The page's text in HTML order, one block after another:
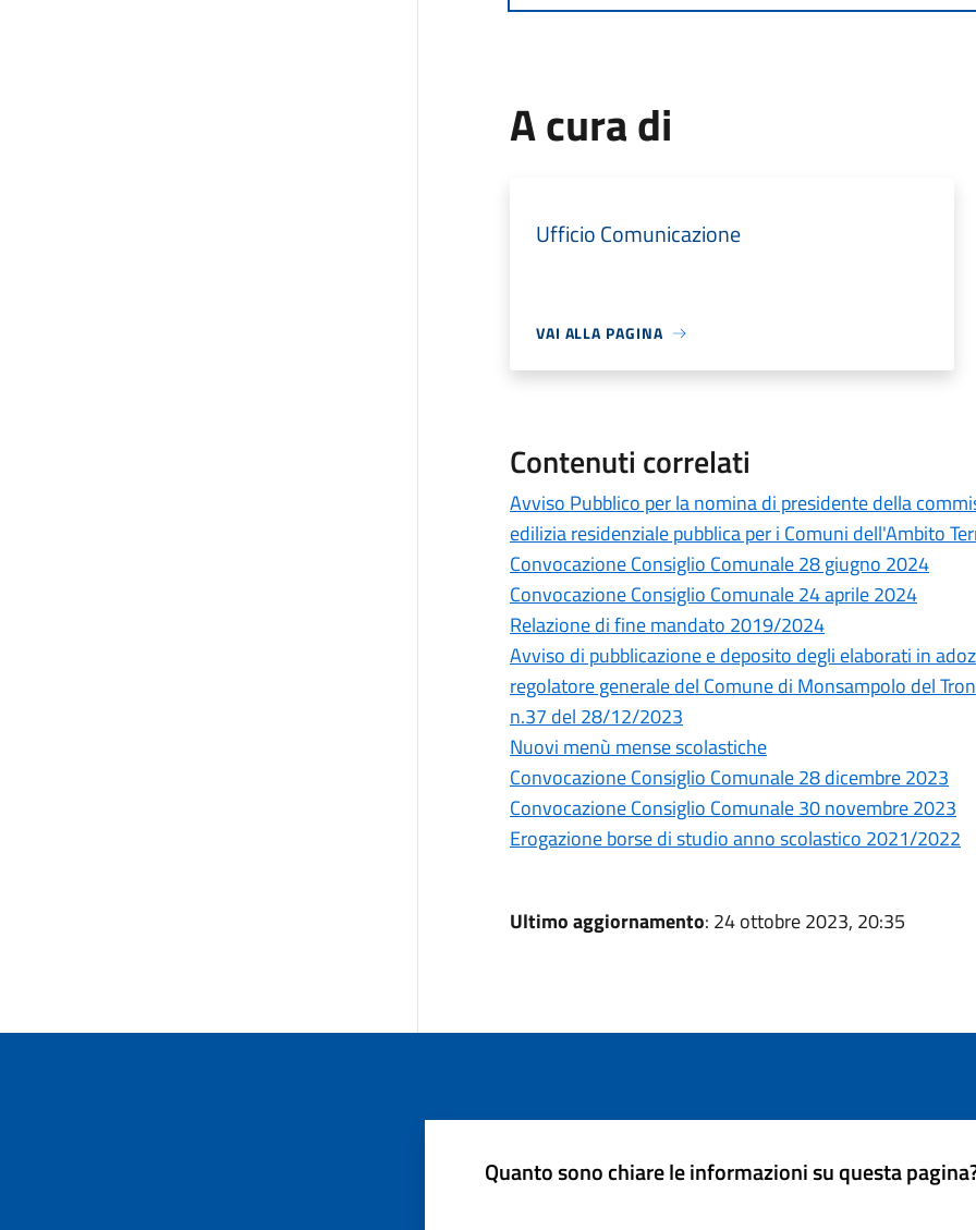
A cura di
Ufficio Comunicazione
VAI ALLA PAGINA
Contenuti correlati
Avviso Pubblico per la nomina di presidente della
edilizia residenziale pubblica per i Comuni dell'Ambito
Convocazione Consiglio Comunale 28 giugno 2024
Convocazione Consiglio Comunale 24 aprile 2024
Relazione di fine mandato 2019/2024
Avviso di pubblicazione e deposito degli elaborati in
regolatore generale del Comune di Monsampolo del
n.37 del 28/12/2023
Nuovi menù mense scolastiche
Convocazione Consiglio Comunale 28 dicembre 2023
Convocazione Consiglio Comunale 30 novembre 2023
Erogazione borse di studio anno scolastico 2021/2022
Ultimo aggiornamento: 24 ottobre 2023, 20:35
Quanto sono chiare le informazioni su questa